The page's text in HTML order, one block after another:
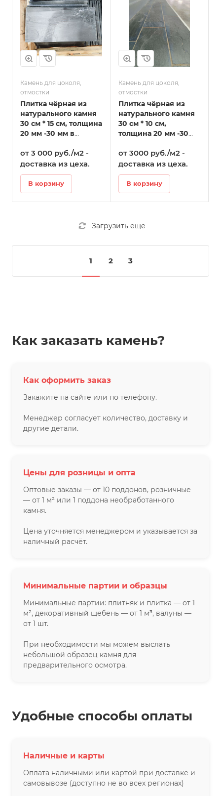
Камень для цоколя,
отмостки
Плитка чёрная из
натурального камня
30 см * 15 см, толщина
20 мм -30 мм в
от 3 000 руб./м2 -
доставка из цеха.
В корзину
Камень для цоколя,
отмостки
Плитка чёрная из
натурального камня
30 см * 10 см,
толщина 20 мм -30
от 3000 руб./м2 -
доставка из цеха.
В корзину
Загрузить еще
1 2 3
Как заказать камень?
Как оформить заказ
Закажите на сайте или по телефону.
Менеджер согласует количество, доставку и
другие детали.
Цены для розницы и опта
Оптовые заказы — от 10 поддонов, розничные
— от 1 м² или 1 поддона необработанного
камня.
Цена уточняется менеджером и указывается за
наличный расчёт.
Минимальные партии и образцы
Минимальные партии: плитняк и плитка — от 1
м², декоративный щебень — от 1 м³, валуны —
от 1 шт.
При необходимости мы можем выслать
небольшой образец камня для
предварительного осмотра.
Удобные способы оплаты
Наличные и карты
Оплата наличными или картой при доставке и
самовывозе (доступно не во всех регионах)